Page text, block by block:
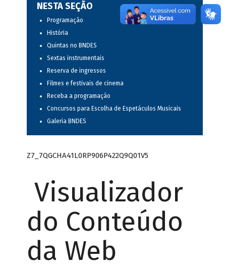
NESTA SEÇÃO
Programação
História
Quintas no BNDES
Sextas instrumentais
Reserva de ingressos
Filmes e festivais de cinema
Receba a programação
Concursos para Escolha de Espetáculos Musicais
Galeria BNDES
Z7_7QGCHA41L0RP906P422Q9Q01V5
Visualizador
do Conteúdo
da Web